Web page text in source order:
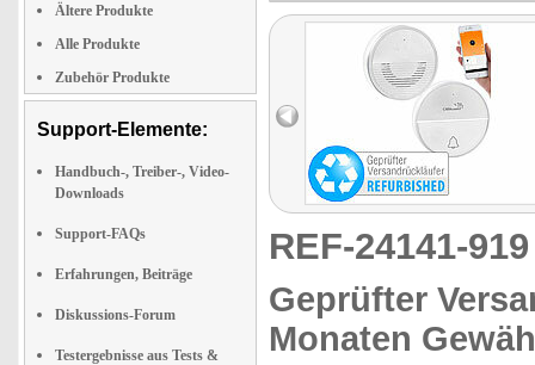
Ältere Produkte
Alle Produkte
Zubehör Produkte
Support-Elemente:
Handbuch-, Treiber-, Video-
Downloads
Support-FAQs
Erfahrungen, Beiträge
Diskussions-Forum
Testergebnisse aus Tests &
REF-24141-
Geprüfter
Monaten